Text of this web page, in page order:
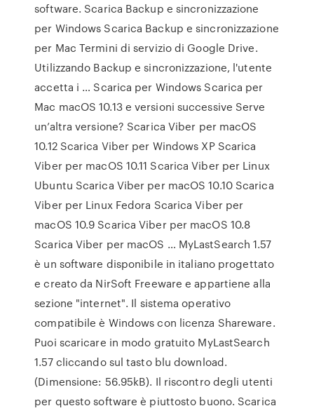
software. Scarica Backup e sincronizzazione
per Windows Scarica Backup e sincronizzazione
per Mac Termini di servizio di Google Drive.
Utilizzando Backup e sincronizzazione, l'utente
accetta i … Scarica per Windows Scarica per
Mac macOS 10.13 e versioni successive Serve
un’altra versione? Scarica Viber per macOS
10.12 Scarica Viber per Windows XP Scarica
Viber per macOS 10.11 Scarica Viber per Linux
Ubuntu Scarica Viber per macOS 10.10 Scarica
Viber per Linux Fedora Scarica Viber per
macOS 10.9 Scarica Viber per macOS 10.8
Scarica Viber per macOS … MyLastSearch 1.57
è un software disponibile in italiano progettato
e creato da NirSoft Freeware e appartiene alla
sezione "internet". Il sistema operativo
compatibile è Windows con licenza Shareware.
Puoi scaricare in modo gratuito MyLastSearch
1.57 cliccando sul tasto blu download.
(Dimensione: 56.95kB). Il riscontro degli utenti
per questo software è piuttosto buono. Scarica